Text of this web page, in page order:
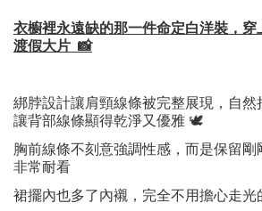
衣櫥裡永遠缺的那一件命定白洋裝，
渡假大片 📸
綁脖設計讓肩頸線條被完整展現， 自然
讓背部線條顯得乾淨又優雅 🕊️
胸前線條不刻意強調性感， 而是保留剛
非常耐看
裙擺內也多了內襯，完全不用擔心走光